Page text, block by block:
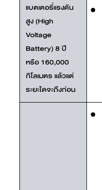
แบตเตอรี่แรงดัน
สูง (High
Voltage
Battery) 8 ปี
หรือ 160,000
กิโลเมตร แล้วแต่
ระยะใดจะถึงก่อน